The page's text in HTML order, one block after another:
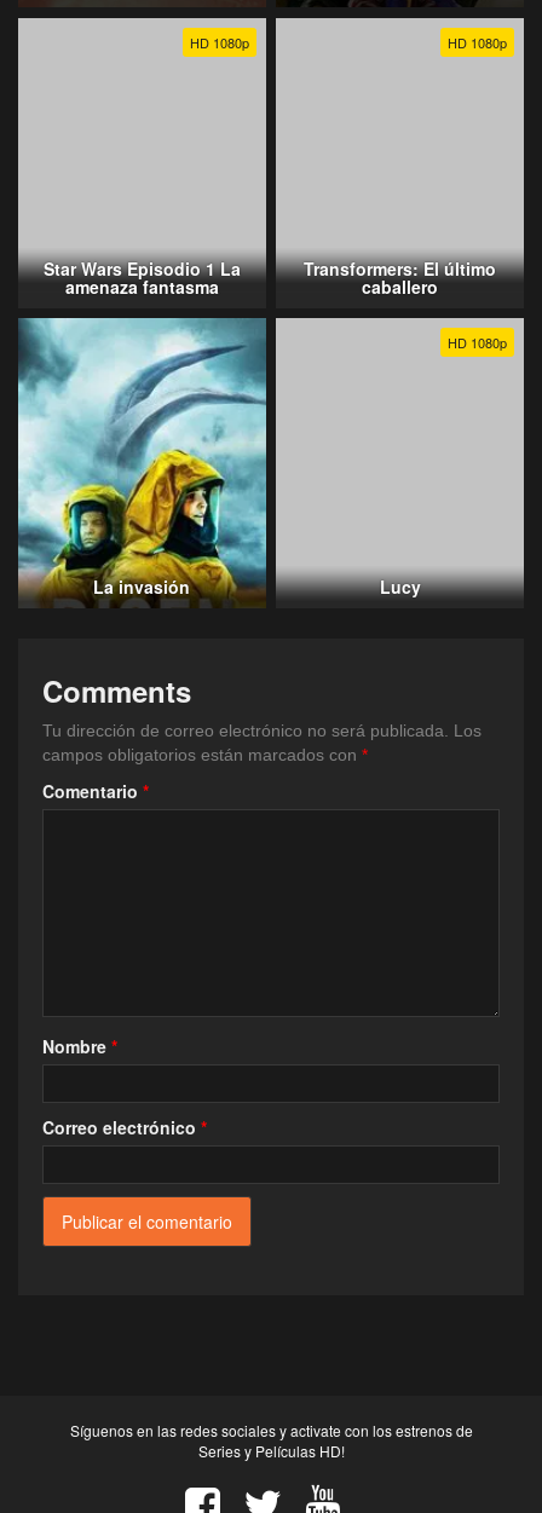
HD 1080p
Star Wars Episodio 1 La
amenaza fantasma
HD 1080p
Transformers: El último
caballero
La invasión
HD 1080p
Lucy
Comments
Tu dirección de correo electrónico no será publicada.
Los
campos obligatorios están marcados con *
Comentario *
Nombre *
Correo electrónico *
Síguenos en las redes sociales y activate con los estrenos de
Series y Películas HD!